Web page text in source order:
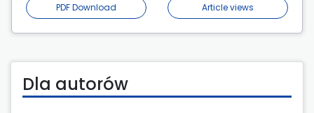
PDF Download Article views
Dla autorów